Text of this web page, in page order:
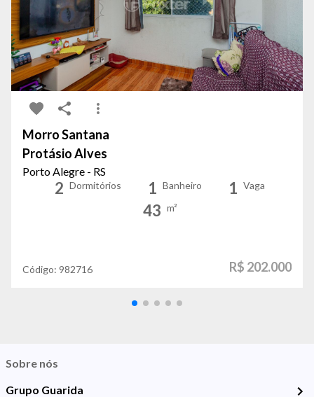
Morro Santana
Protásio Alves
Porto Alegre - RS
2 Dormitórios 1 Banheiro 1 Vaga
43 m²
Código: 982716 R$ 202.000
Sobre nós
Grupo Guarida